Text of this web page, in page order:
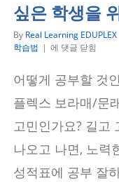
싶은 학생을
By Real Learning EDUPLEX
학습법 | 어
공
부
할
것
가?
공
에 댓글 닫힘
어떻게 공부할 것
플렉스 보라매/문
고민인가요? 길고
나오고 나면, 노력
성적표에 공부 잘